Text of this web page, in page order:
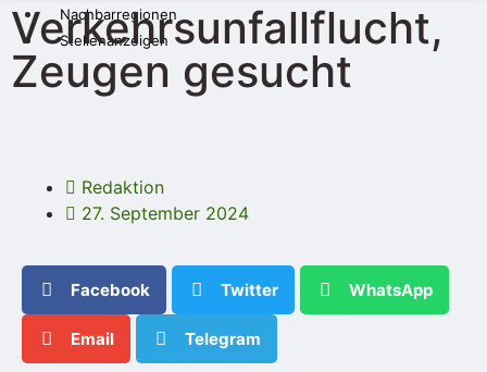
Nachbarregionen
Stellenanzeigen
Verkehrsunfallflucht,
Zeugen gesucht
Redaktion
27. September 2024
Facebook Twitter WhatsApp
Email Telegram